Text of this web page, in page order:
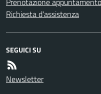
Richiesta d'assistenza
SEGUICI SU
Newsletter